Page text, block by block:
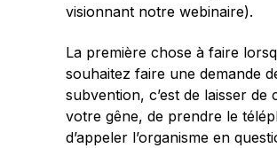
visionnant notre webinaire).
La première chose à faire
souhaitez faire une demande
subvention, c’est de laisser de
votre gêne, de prendre le
d’appeler l’organisme en